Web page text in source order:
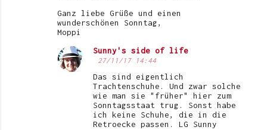
Ganz liebe Grüße und einen
wunderschönen Sonntag,
Moppi
Sunny's side of life
27/11/17 14:44
Das sind eigentlich
Trachtenschuhe. Und zwar solche
wie man sie "früher" hier zum
Sonntagsstaat trug. Sonst habe
ich keine Schuhe, die in die
Retroecke passen. LG Sunny